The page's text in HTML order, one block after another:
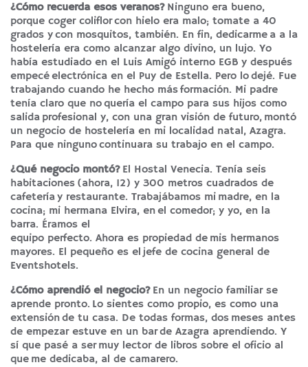
¿Cómo recuerda esos veranos? Ninguno era bueno,
porque coger coliflor con hielo era malo; tomate a 40
grados y con mosquitos, también. En fin, dedicarme a a la
hostelería era como alcanzar algo divino, un lujo. Yo
había estudiado en el Luis Amigó interno EGB y después
empecé electrónica en el Puy de Estella. Pero lo dejé. Fue
trabajando cuando he hecho más formación. Mi padre
tenía claro que no quería el campo para sus hijos como
salida profesional y, con una gran visión de futuro, montó
un negocio de hostelería en mi localidad natal, Azagra.
Para que ninguno continuara su trabajo en el campo.
¿Qué negocio montó? El Hostal Venecia. Tenía seis
habitaciones (ahora, 12) y 300 metros cuadrados de
cafetería y restaurante. Trabajábamos mi madre, en la
cocina; mi hermana Elvira, en el comedor; y yo, en la
barra. Éramos el
equipo perfecto. Ahora es propiedad de mis hermanos
mayores. El pequeño es el jefe de cocina general de
Eventshotels.
¿Cómo aprendió el negocio? En un negocio familiar se
aprende pronto. Lo sientes como propio, es como una
extensión de tu casa. De todas formas, dos meses antes
de empezar estuve en un bar de Azagra aprendiendo. Y
sí que pasé a ser muy lector de libros sobre el oficio al
que me dedicaba, al de camarero.